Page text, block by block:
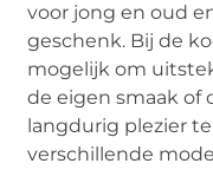
voor jong en oud
geschenk. Bij de
mogelijk om
de eigen smaak of
langdurig plezier
verschillende